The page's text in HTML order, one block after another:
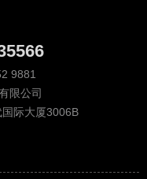
9881
限公司
际大厦3006B